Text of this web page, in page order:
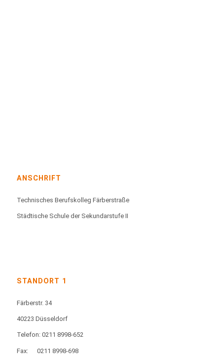
ANSCHRIFT
Technisches Berufskolleg Färberstraße
Städtische Schule der Sekundarstufe II
STANDORT 1
Färberstr. 34
40223 Düsseldorf
Telefon: 0211 8998-652
Fax: 0211 8998-698